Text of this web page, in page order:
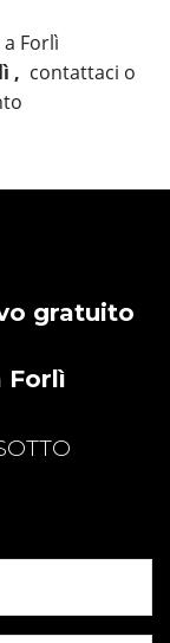
Forlì
, contattaci o
gratuito
Forlì